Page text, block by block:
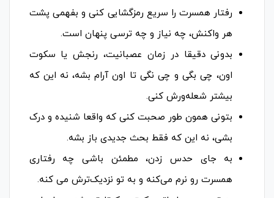
رفتار همسرت را سریع رمزگشایی کنی و بفهمی پشت
هر واکنش، چه نیاز و چه ترسی پنهان است.
بدونی دقیقا در زمان عصبانیت، رنجش یا سکوت
اون، چی بگی و چی نگی تا اون آرام بشه، نه این که
بیشتر شعله‌ورش کنی.
بتونی همون طور صحبت کنی که واقعا شنیده و درک
بشی، نه این که فقط بحث جدیدی باز بشه.
به جای حدس زدن، مطمئن باشی چه رفتاری
همسرت رو نرم می‌کنه و به تو نزدیک‌ترش می کنه.